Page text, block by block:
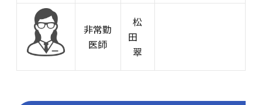
非常勤
医師
松
田
翠